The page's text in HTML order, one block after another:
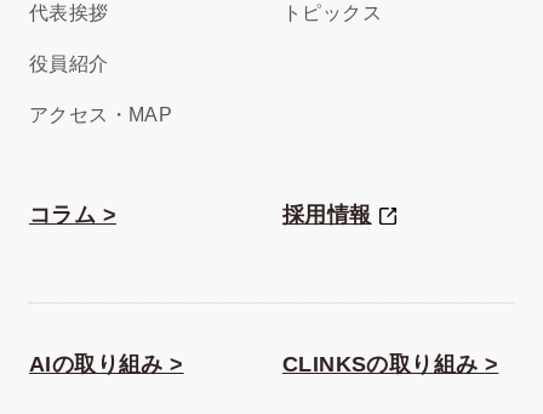
代表挨拶
役員紹介
アクセス・MAP
トピックス
コラム > 採用情報
AIの取り組み > CLINKSの取り組み >